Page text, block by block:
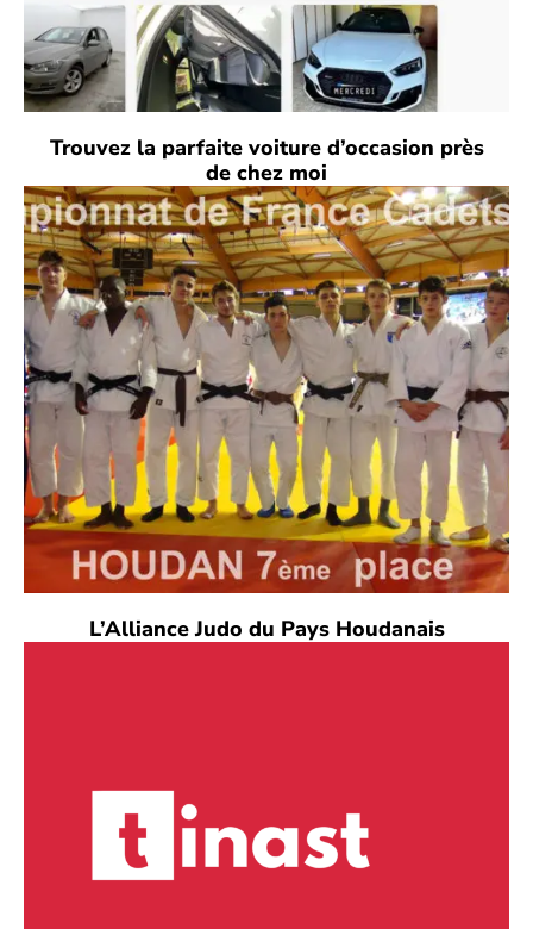
Trouvez la parfaite voiture d’occasion près
de chez moi
L’Alliance Judo du Pays Houdanais